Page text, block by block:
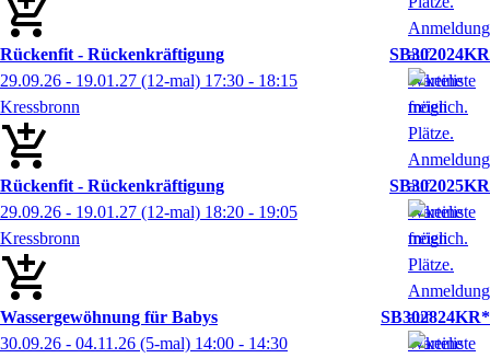
Rückenfit - Rückenkräftigung
SB302024KR
29.09.26 - 19.01.27 (12-mal) 17:30 - 18:15
Kressbronn
Rückenfit - Rückenkräftigung
SB302025KR
29.09.26 - 19.01.27 (12-mal) 18:20 - 19:05
Kressbronn
Wassergewöhnung für Babys
SB302824KR*
30.09.26 - 04.11.26 (5-mal) 14:00 - 14:30